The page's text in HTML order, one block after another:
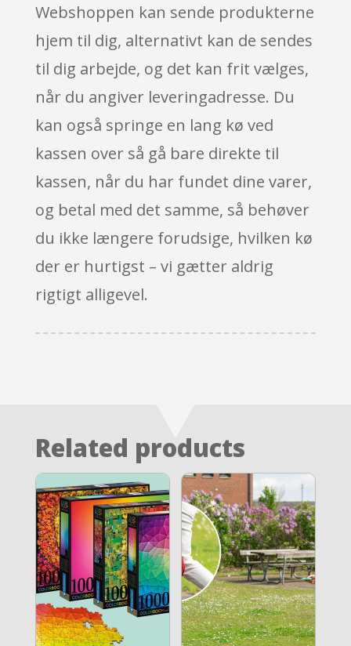
Webshoppen kan sende produkterne
hjem til dig, alternativt kan de sendes
til dig arbejde, og det kan frit vælges,
når du angiver leveringadresse. Du
kan også springe en lang kø ved
kassen over så gå bare direkte til
kassen, når du har fundet dine varer,
og betal med det samme, så behøver
du ikke længere forudsige, hvilken kø
der er hurtigst – vi gætter aldrig
rigtigt alligevel.
Related products